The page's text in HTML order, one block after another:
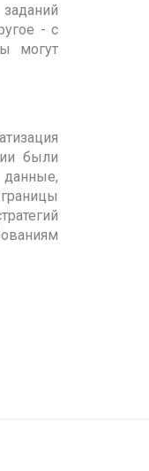
- с
могут
были
данные,